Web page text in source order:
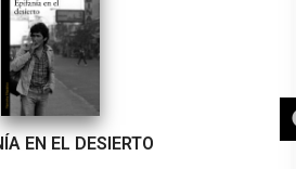
EN EL DESIERTO